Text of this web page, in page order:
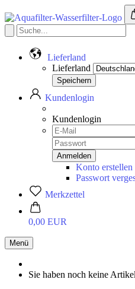
Lieferland
Lieferland
Kundenlogin
Kundenlogin
Konto erstellen
Passwort
Merkzettel
0,00 EUR
Menü
Sie haben noch keine